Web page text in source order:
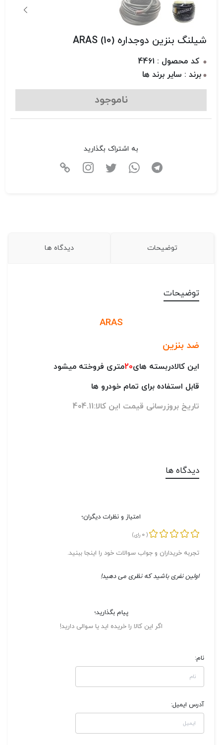
شیلنگ بنزین دوجداره (10) ARAS
کد محصول : 4461
برند : سایر برند ها
ناموجود
به اشتراک بگذارید
توضیحات دیدگاه ها
توضیحات
ARAS
ضد بنزین
این کالادربسته های20متری فروخته میشود
قابل استفاده برای تمام خودرو ها
تاریخ بروزرسانی قیمت این کالا:404.11
دیدگاه ها
امتیاز و نظرات دیگران؛
(
0 رای)
تجربه خریداران و جواب سوالات خود را اینجا ببنید.
اولین نفری باشید که نظری می دهید!
پیام بگذارید؛
اگر این کالا را خریده اید یا سوالی دارید!
نام:
آدرس ایمیل: